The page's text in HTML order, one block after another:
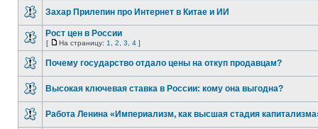
Захар Прилепин про Интернет в Китае и ИИ
Рост цен в России
[ На страницу: 1 2 3 4 ]
Почему государство отдало цены на откуп продавцам?
Высокая ключевая ставка в России: кому она выгодна?
Работа Ленина «Империализм, как высшая стадия